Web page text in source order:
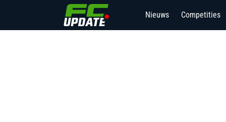
Nieuws Competities